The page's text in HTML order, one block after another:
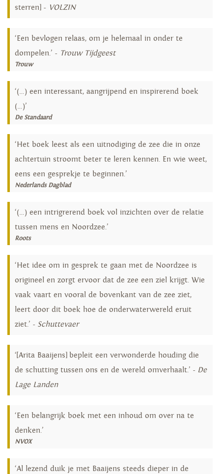
sterren] - VOLZIN
‘Een bevlogen relaas, om je helemaal in onder te
dompelen.’ - Trouw Tijdgeest
Trouw
‘(…) een interessant, aangrijpend en inspirerend boek
(…)’
De Standaard
‘Het boek leest als een uitnodiging de zee die in onze
achtertuin stroomt beter te leren kennen. En wie weet,
eens een gesprekje te beginnen.’
Nederlands Dagblad
‘(…) een intrigrerend boek vol inzichten over de relatie
tussen mens en Noordzee.’
Roots
‘Het idee om in gesprek te gaan met de Noordzee is
origineel en zorgt ervoor dat de zee een ziel krijgt. Wie
vaak vaart en vooral de bovenkant van de zee ziet,
leert door dit boek hoe de onderwaterwereld eruit
ziet.’ - Schuttevaer
‘[Arita Baaijens] bepleit een verwonderde houding die
de schutting tussen ons en de wereld omverhaalt.’ - De
Lage Landen
‘Een belangrijk boek met een inhoud om over na te
denken.’
NVOX
‘Al lezend duik je met Baaijens steeds dieper in de